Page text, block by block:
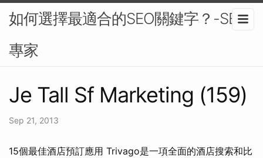
如何選擇最適合的SEO關鍵字？-SEO
專家
Je Tall Sf Marketing (159)
Sep 21, 2013
15個最佳酒店預訂應用 Trivago是一項全面的酒店搜索和比